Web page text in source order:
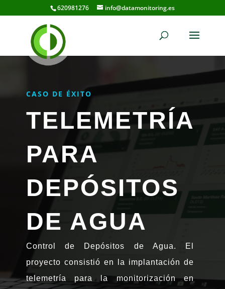
620981276 info@datamonitoring.es
CASO DE ÉXITO
TELEMETRÍA
PARA
DEPÓSITOS
DE AGUA
Control de Depósitos de Agua. El
proyecto consistió en la implantación de
telemetría para la monitorización en